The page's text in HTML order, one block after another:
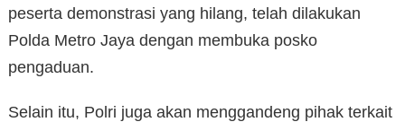
peserta demonstrasi yang hilang, telah dilakukan
Polda Metro Jaya dengan membuka posko
pengaduan.
Selain itu, Polri juga akan menggandeng pihak terkait